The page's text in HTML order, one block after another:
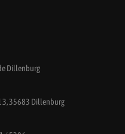
Dillenburg
3, 35683 Dillenburg